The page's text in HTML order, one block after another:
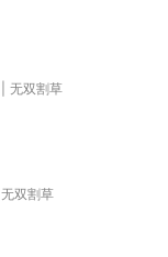
无双割草
无双割草